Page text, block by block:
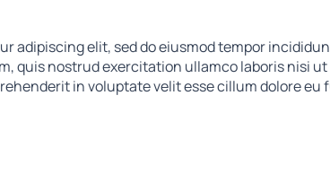
adipiscing elit, sed do eiusmod tempor
quis nostrud exercitation ullamco laboris nisi
in voluptate velit esse cillum dolore eu